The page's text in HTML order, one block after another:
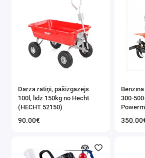
Dārza ratiņi, pašizgāzējs
100l, līdz 150kg no Hecht
(HECHT 52150)
90.00€
300-